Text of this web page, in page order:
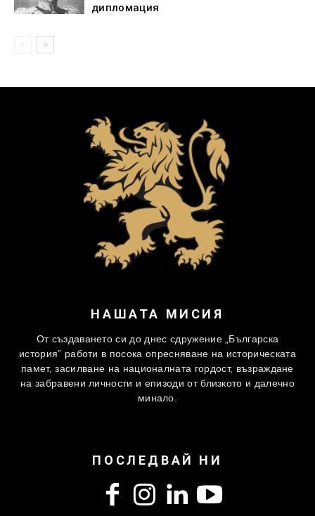
дипломация
НАШАТА МИСИЯ
От създаването си до днес сдружение „Българска
история” работи в посока опресняване на историческата
памет, засилване на националната гордост, възраждане
на забравени личности и епизоди от близкото и далечно
минало.
ПОСЛЕДВАЙ НИ